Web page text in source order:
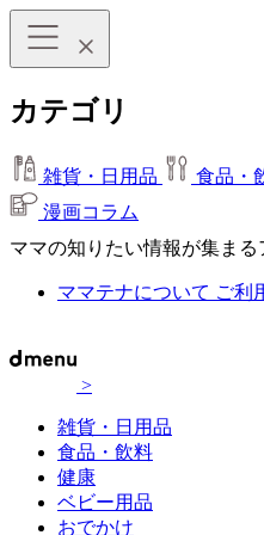
カテゴリ
雑貨・日用品 食品・
漫画コラム
ママの知りたい情報が集まる
ママテナについて ご利
>
雑貨・日用品
食品・飲料
健康
ベビー用品
おでかけ